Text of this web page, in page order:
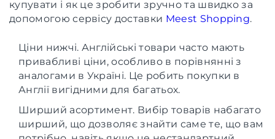
купувати і як це зробити зручно та швидко за
допомогою сервісу доставки Meest Shopping.
Ціни нижчі. Англійські товари часто мають
привабливі ціни, особливо в порівнянні з
аналогами в Україні. Це робить покупки в
Англії вигідними для багатьох.
Ширший асортимент. Вибір товарів набагато
ширший, що дозволяє знайти саме те, що вам